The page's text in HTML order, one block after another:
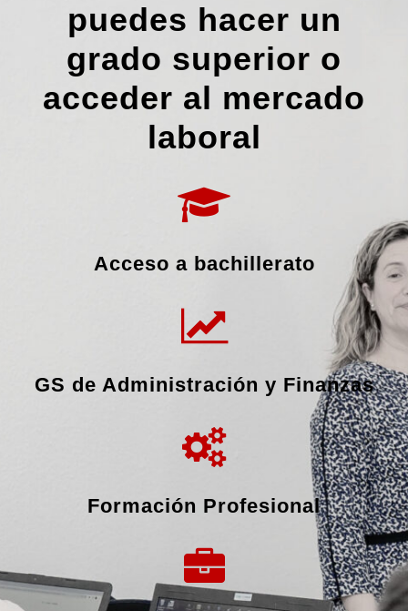
puedes hacer un
grado superior o
acceder al mercado
laboral
Acceso a bachillerato
GS de Administración y Finanzas
Formación Profesional